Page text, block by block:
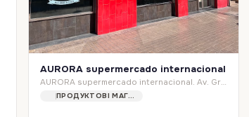
AURORA supermercado internacional
AURORA supermercado internacional. Av. Gregorio Gea, 58, 46920 Mislata, Valencia, Spain
ПРОДУКТОВІ МАГАЗИНИ